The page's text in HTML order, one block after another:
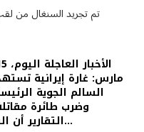
مارس: غارة إيرانية
السالم الجوية
وضرب طائرة
التقارير أن القوات الأمريكية…